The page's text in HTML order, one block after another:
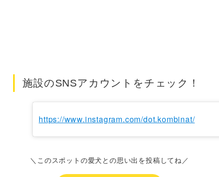
施設のSNSアカウントをチェック！
https://www.instagram.com/dot.kombinat/
＼このスポットの愛犬との思い出を投稿してね／